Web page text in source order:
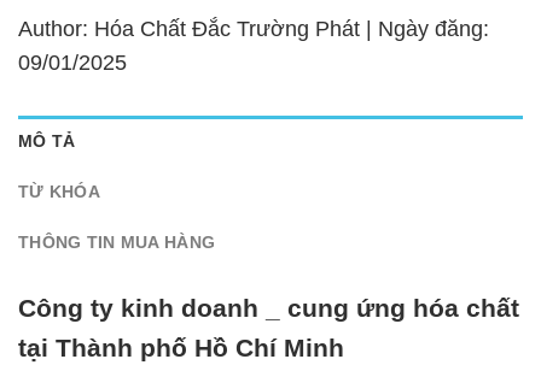
Author: Hóa Chất Đắc Trường Phát | Ngày đăng:
09/01/2025
MÔ TẢ
TỪ KHÓA
THÔNG TIN MUA HÀNG
Công ty kinh doanh _ cung ứng hóa chất
tại Thành phố Hồ Chí Minh